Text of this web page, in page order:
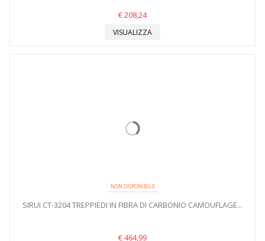
€ 208,24
VISUALIZZA
NON DISPONIBILE
SIRUI CT-3204 TREPPIEDI IN FIBRA DI CARBONIO CAMOUFLAGE...
€ 464,99